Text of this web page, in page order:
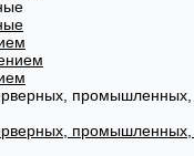
промышленных,
промышленных,